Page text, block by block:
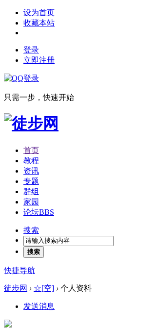
设为首页
收藏本站
登录
立即注册
只需一步，快速开始
首页
教程
资讯
专题
群组
家园
论坛BBS
搜索
搜索
快捷导航
徒步网 › ☆[空] › 个人资料
发送消息